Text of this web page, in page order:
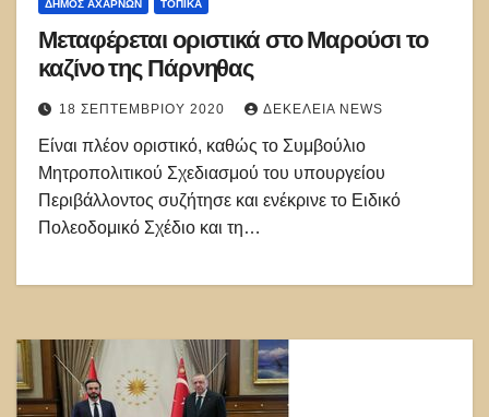
ΔΉΜΟΣ ΑΧΑΡΝΏΝ ΤΟΠΙΚΑ
Μεταφέρεται οριστικά στο Μαρούσι το
καζίνο της Πάρνηθας
18 ΣΕΠΤΕΜΒΡΊΟΥ 2020 ΔΕΚΈΛΕΙΑ NEWS
Είναι πλέον οριστικό, καθώς το Συμβούλιο
Μητροπολιτικού Σχεδιασμού του υπουργείου
Περιβάλλοντος συζήτησε και ενέκρινε το Ειδικό
Πολεοδομικό Σχέδιο και τη…